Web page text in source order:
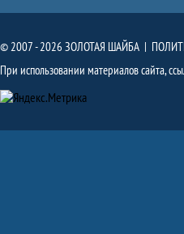
© 2007 - 2026 ЗОЛОТАЯ ШАЙБА |
При использовании материалов сайта,